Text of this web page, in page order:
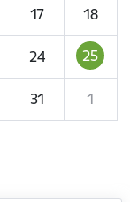
17 18
24 25
31 1